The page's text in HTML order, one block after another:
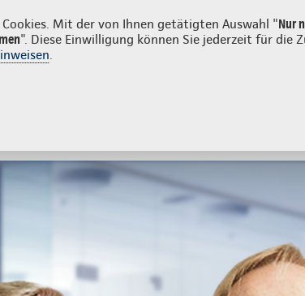
Mit der von Ihnen getätigten Auswahl "Nur
". Diese Einwilligung können Sie jederzeit für die
.
PrivatkundenFirmenkunden